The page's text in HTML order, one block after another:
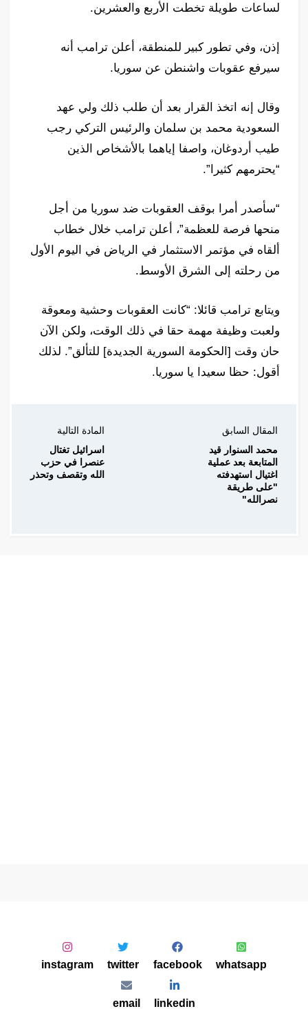
لساعات طويلة تخطت الأربع والعشرين.
إذن، وفي تطور كبير للمنطقة، أعلن ترامب أنه
سيرفع عقوبات واشنطن عن سوريا.
وقال إنه اتخذ القرار بعد أن طلب ذلك ولي عهد
السعودية محمد بن سلمان والرئيس التركي رجب
طيب أردوغان، واصفا إياهما بالأشخاص الذين
“يحترمهم كثيرا”.
“سأصدر أمرا بوقف العقوبات ضد سوريا من أجل
منحها فرصة للعظمة”، أعلن ترامب خلال خطاب
ألقاه في مؤتمر الاستثمار في الرياض في اليوم الأول
من رحلته إلى الشرق الأوسط.
ويتابع ترامب قائلا: “كانت العقوبات وحشية ومعوقة
ولعبت وظيفة مهمة حقا في ذلك الوقت، ولكن الآن
حان وقت [الحكومة السورية الجديدة] للتألق”. لذلك
أقول: حظا سعيدا يا سوريا.
المقال السابق
محمد السنوار قيد
المتابعة بعد عملية
اغتيال استهدفته
"على طريقة
نصرالله"
المادة التالية
اسرائيل تغتال
عنصرا في حزب
الله وتقصف وتحذر
whatsapp
facebook
twitter
instagram
linkedin
email